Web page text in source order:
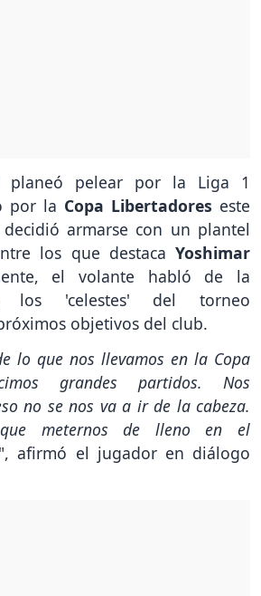
planeó pelear por la Liga 1
por la Copa Libertadores este
armarse con un plantel
los que destaca Yoshimar
el volante habló de la
los 'celestes' del torneo
objetivos del club.
lo que nos llevamos en la Copa
grandes partidos. Nos
no se nos va a ir de la cabeza.
meternos de lleno en el
", afirmó el jugador en diálogo